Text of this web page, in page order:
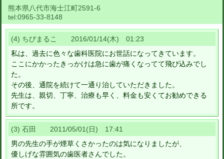
熊本県八代市海士江町2591-6
tel:0965-33-8148
(4) ちびまるこ 2016/01/14(木) 01:23
私は、過去に色々な歯科医院にお世話になってきています。
ここにかかったきっかけは急に歯が痛くなってて飛び込みでし
た。
その後、通院を続けて一通り治していただきました。
先生は、親切、丁寧、治療も早く、料金も安くてお勧めできる
所です。
(3) 石田 2011/05/01(日) 17:41
男の先生の手が煙草くさかったのは気になりましたが、
優しげな雰囲気の歯医者さんでした。